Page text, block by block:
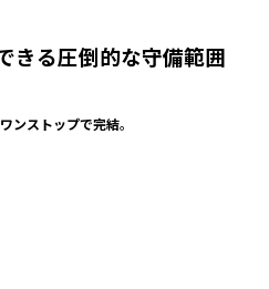
きる圧倒的な守備範囲
ワンストップで完結。